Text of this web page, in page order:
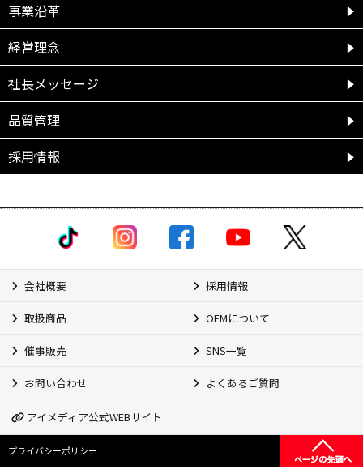
事業沿革
経営理念
社長メッセージ
品質管理
採用情報
会社概要 採用情報
取扱商品 OEMについて
催事販売 SNS一覧
お問い合わせ よくあるご質問
アイメディア公式WEBサイト
プライバシーポリシー